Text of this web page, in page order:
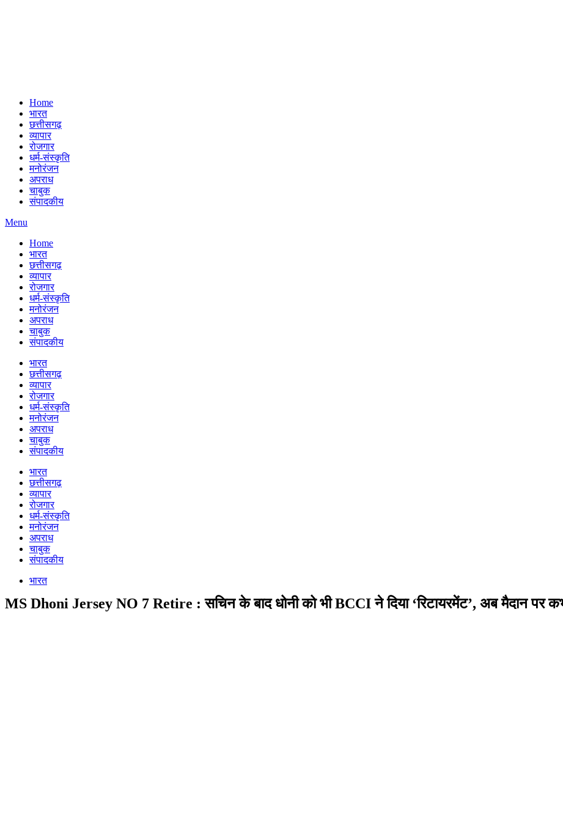
Home
भारत
छत्तीसगढ़
व्यापार
रोजगार
धर्म-संस्कृति
मनोरंजन
अपराध
चाबुक
संपादकीय
Menu
Home
भारत
छत्तीसगढ़
व्यापार
रोजगार
धर्म-संस्कृति
मनोरंजन
अपराध
चाबुक
संपादकीय
भारत
छत्तीसगढ़
व्यापार
रोजगार
धर्म-संस्कृति
मनोरंजन
अपराध
चाबुक
संपादकीय
भारत
छत्तीसगढ़
व्यापार
रोजगार
धर्म-संस्कृति
मनोरंजन
अपराध
चाबुक
संपादकीय
भारत
MS Dhoni Jersey NO 7 Retire : सचिन के बाद धोनी को भी BCCI ने दिया ‘रिटायरमेंट’, अब मैदान पर